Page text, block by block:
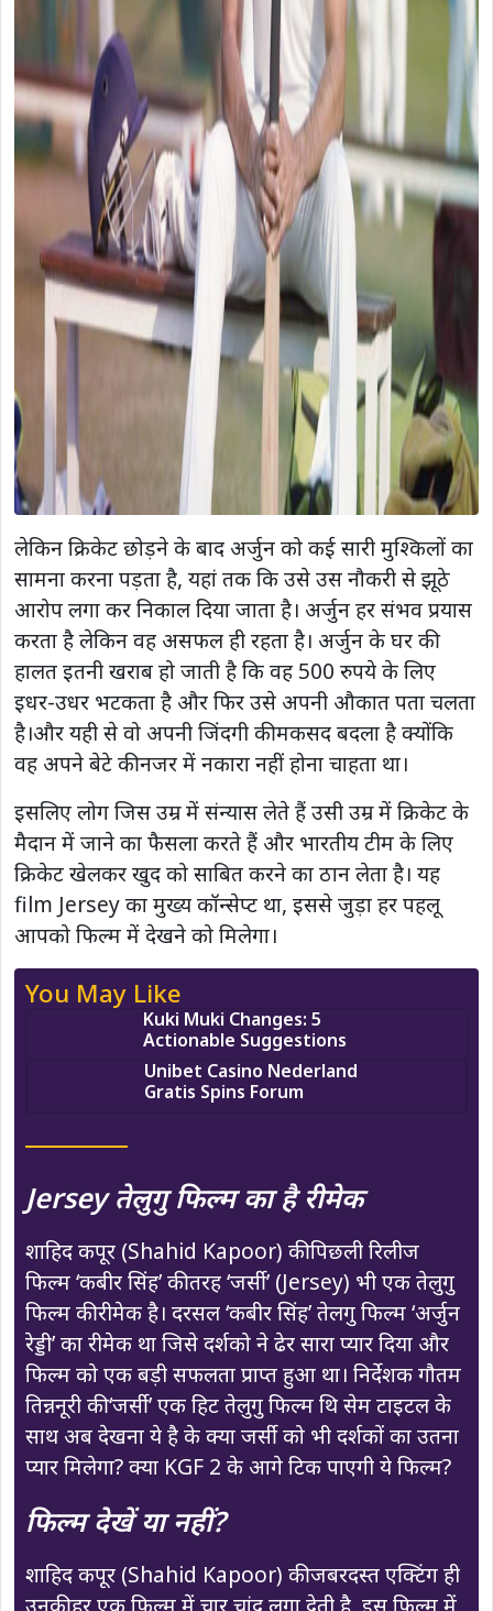
लेकिन क्रिकेट छोड़ने के बाद अर्जुन को कई सारी मुश्किलों का
सामना करना पड़ता है, यहां तक ​​कि उसे उस नौकरी से झूठे
आरोप लगा कर निकाल दिया जाता है। अर्जुन हर संभव प्रयास
करता है लेकिन वह असफल ही रहता है। अर्जुन के घर की
हालत इतनी खराब हो जाती है कि वह 500 रुपये के लिए
इधर-उधर भटकता है और फिर उसे अपनी औकात पता चलता
है।और यही से वो अपनी जिंदगी की मकसद बदला है क्योंकि
वह अपने बेटे की नजर में नकारा नहीं होना चाहता था।
इसलिए लोग जिस उम्र में संन्यास लेते हैं उसी उम्र में क्रिकेट के
मैदान में जाने का फैसला करते हैं और भारतीय टीम के लिए
क्रिकेट खेलकर खुद को साबित करने का ठान लेता है। यह
film Jersey का मुख्य कॉन्सेप्ट था, इससे जुड़ा हर पहलू
आपको फिल्म में देखने को मिलेगा।
You May Like
Kuki Muki Changes: 5
Actionable Suggestions
Unibet Casino Nederland
Gratis Spins Forum
Jersey तेलुगु फिल्म का है रीमेक
शाहिद कपूर (Shahid Kapoor) की पिछली रिलीज
फिल्म ‘कबीर सिंह’ की तरह ‘जर्सी’ (Jersey) भी एक तेलुगु
फिल्म की रीमेक है। दरसल ‘कबीर सिंह’ तेलगु फिल्म ‘अर्जुन
रेड्डी’ का रीमेक था जिसे दर्शको ने ढेर सारा प्यार दिया और
फिल्म को एक बड़ी सफलता प्राप्त हुआ था। निर्देशक गौतम
तिन्ननूरी की ‘जर्सी’ एक हिट तेलुगु फिल्म थि सेम टाइटल के
साथ अब देखना ये है के क्या जर्सी को भी दर्शकों का उतना
प्यार मिलेगा? क्या KGF 2 के आगे टिक पाएगी ये फिल्म?
फिल्म देखें या नहीं?
शाहिद कपूर (Shahid Kapoor) की जबरदस्त एक्टिंग ही